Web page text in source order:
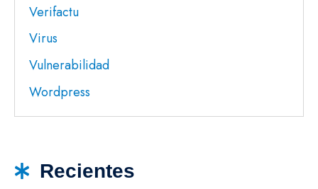
Verifactu
Virus
Vulnerabilidad
Wordpress
Recientes